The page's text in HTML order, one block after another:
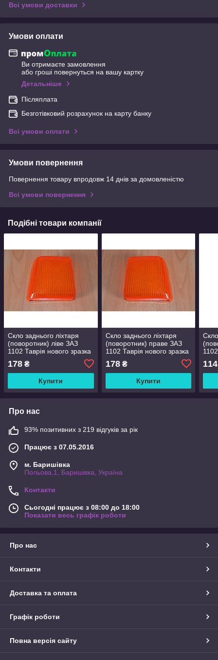
Всі умови доставки
Умови оплати
Ви отримаєте замовлення
або гроші повернуться на вашу картку
Детальніше
Післяплата
Безготівковий розрахунок на карту банку
Всі умови оплати
Умови повернення
Повернення товару впродовж 14 днів за домовленістю
Всі умови повернення
Подібні товари компанії
Скло заднього ліхтаря
(поворотник) ліве ЗАЗ
1102 Таврія нового зразка
178 ₴
Купити
Скло заднього ліхтаря
(поворотник) праве ЗАЗ
1102 Таврія нового зразка
178₴
Купити
114
Про нас
93% позитивних з 219 відгуків за рік
Працює з 07.05.2016
м. Баришівка
Польова,1, Баришівка, Україна
Контакти
Сьогодні працює з 08:00 до 18:00
Показати весь графік роботи
Про нас
Контакти
Доставка та оплата
Графік роботи
Повна версія сайту